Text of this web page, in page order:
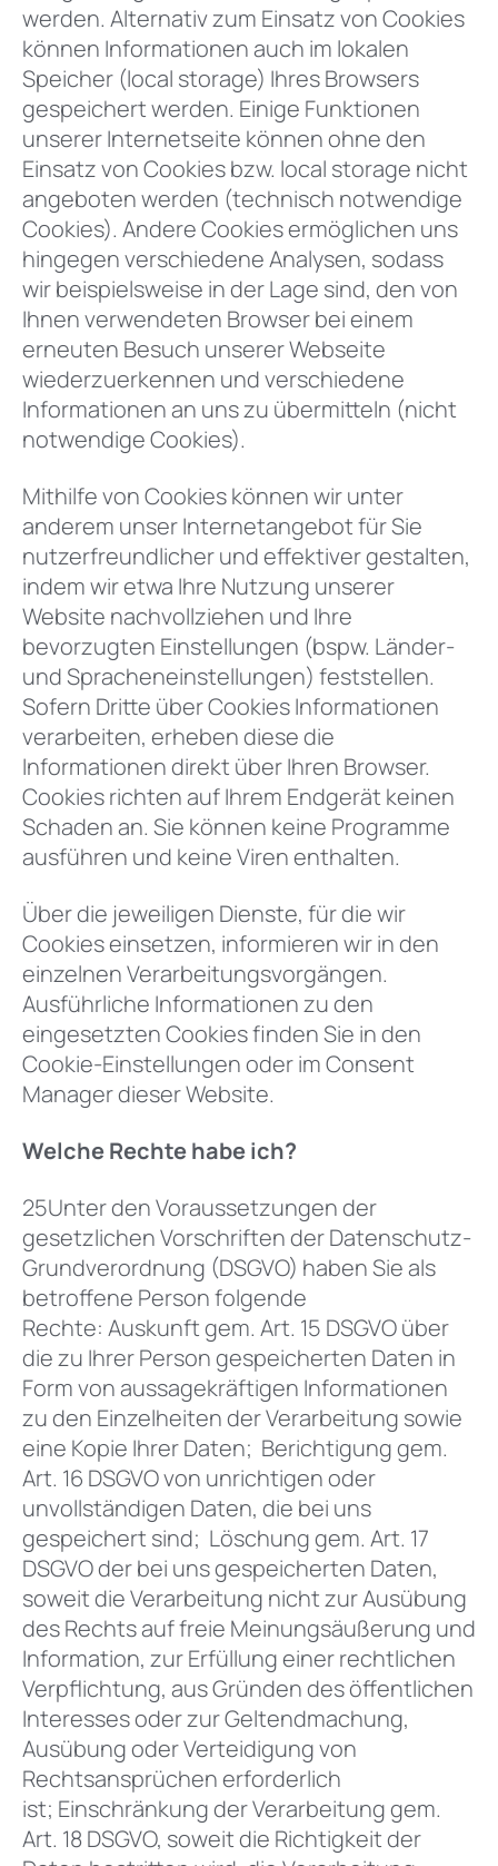
werden. Alternativ zum Einsatz von Cookies
können Informationen auch im lokalen
Speicher (local storage) Ihres Browsers
gespeichert werden. Einige Funktionen
unserer Internetseite können ohne den
Einsatz von Cookies bzw. local storage nicht
angeboten werden (technisch notwendige
Cookies). Andere Cookies ermöglichen uns
hingegen verschiedene Analysen, sodass
wir beispielsweise in der Lage sind, den von
Ihnen verwendeten Browser bei einem
erneuten Besuch unserer Webseite
wiederzuerkennen und verschiedene
Informationen an uns zu übermitteln (nicht
notwendige Cookies).
Mithilfe von Cookies können wir unter
anderem unser Internetangebot für Sie
nutzerfreundlicher und effektiver gestalten,
indem wir etwa Ihre Nutzung unserer
Website nachvollziehen und Ihre
bevorzugten Einstellungen (bspw. Länder-
und Spracheneinstellungen) feststellen.
Sofern Dritte über Cookies Informationen
verarbeiten, erheben diese die
Informationen direkt über Ihren Browser.
Cookies richten auf Ihrem Endgerät keinen
Schaden an. Sie können keine Programme
ausführen und keine Viren enthalten.
Über die jeweiligen Dienste, für die wir
Cookies einsetzen, informieren wir in den
einzelnen Verarbeitungsvorgängen.
Ausführliche Informationen zu den
eingesetzten Cookies finden Sie in den
Cookie-Einstellungen oder im Consent
Manager dieser Website.
Welche Rechte habe ich?
25Unter den Voraussetzungen der
gesetzlichen Vorschriften der Datenschutz-
Grundverordnung (DSGVO) haben Sie als
betroffene Person folgende
Rechte: Auskunft gem. Art. 15 DSGVO über
die zu Ihrer Person gespeicherten Daten in
Form von aussagekräftigen Informationen
zu den Einzelheiten der Verarbeitung sowie
eine Kopie Ihrer Daten; Berichtigung gem.
Art. 16 DSGVO von unrichtigen oder
unvollständigen Daten, die bei uns
gespeichert sind; Löschung gem. Art. 17
DSGVO der bei uns gespeicherten Daten,
soweit die Verarbeitung nicht zur Ausübung
des Rechts auf freie Meinungsäußerung und
Information, zur Erfüllung einer rechtlichen
Verpflichtung, aus Gründen des öffentlichen
Interesses oder zur Geltendmachung,
Ausübung oder Verteidigung von
Rechtsansprüchen erforderlich
ist; Einschränkung der Verarbeitung gem.
Art. 18 DSGVO, soweit die Richtigkeit der